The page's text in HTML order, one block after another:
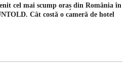
cel mai scump oraș din România în
Cât costă o cameră de hotel